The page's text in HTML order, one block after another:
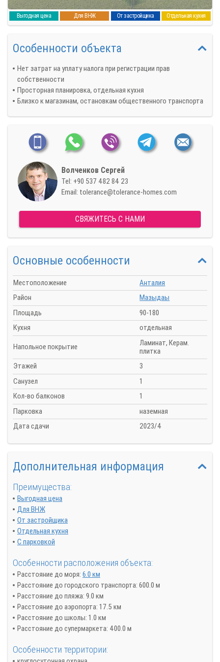
Выгодная цена Для ВНЖ От застройщика Отдельная кухня
Особенности объекта
Нет затрат на уплату налога при регистрации прав
собственности
Просторная планировка, отдельная кухня
Близко к магазинам, остановкам общественного транспорта
Волченков Сергей
Tel: +90 537 482 84 23
Email: tolerance@tolerance-homes.com
СВЯЖИТЕСЬ С НАМИ
Основные особенности
Местоположение
Анталия
Район
Мазыдаы
Площадь
90-180
Кухня
отдельная
Напольное покрытие
Ламинат, Керам.
плитка
Этажей
3
Санузел
1
Кол-во балконов
1
Парковка
наземная
Дата сдачи
2023/4
Дополнительная информация
Преимущества:
Выгодная цена
Для ВНЖ
От застройщика
Отдельная кухня
С парковкой
Особенности расположения объекта:
Расстояние до моря: 6.0 км
Расстояние до городского транспорта: 600.0 м
Расстояние до пляжа: 9.0 км
Расстояние до аэропорта: 17.5 км
Расстояние до школы: 1.0 км
Расстояние до супермаркета: 400.0 м
Особенности территории: